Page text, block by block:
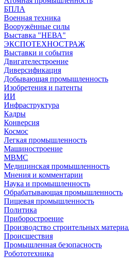
БПЛА
Военная техника
Вооружённые силы
Выставка "НЕВА"
ЭКСПОТЕХНОСТРАЖ
Выставки и события
Двигателестроение
Диверсификация
Добывающая промышленность
Изобретения и патенты
ИИ
Инфраструктура
Кадры
Конверсия
Космос
Легкая промышленность
Машиностроение
МВМС
Медицинская промышленность
Мнения и комментарии
Наука и промышленность
Обрабатывающая промышленность
Пищевая промышленность
Политика
Приборостроение
Производство строительных
Происшествия
Промышленная безопасность
Робототехника